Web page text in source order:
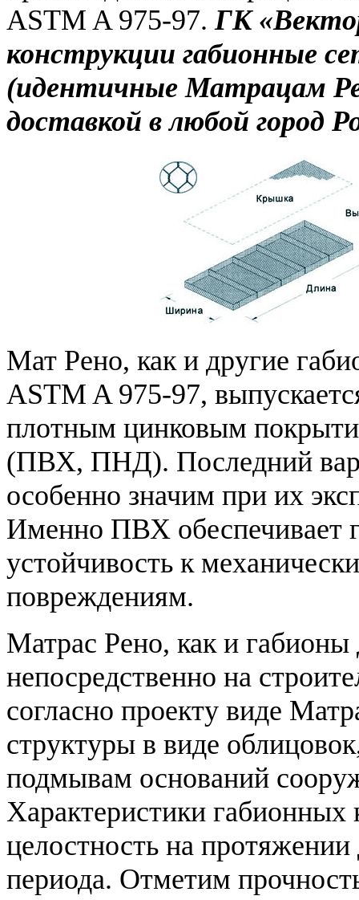
ASTM A 975-97. ГК
конструкции габионные
(идентичные Матрацам
доставкой в любой город
Мат Рено, как и другие
ASTM A 975-97,
плотным цинковым
(ПВХ, ПНД). Последний
особенно значим при их
Именно ПВХ
устойчивость к
повреждениям.
Матрас Рено, как и габионы
непосредственно на
согласно проекту виде
структуры в виде
подмывам оснований
Характеристики
целостность на протяжении
периода. Отметим